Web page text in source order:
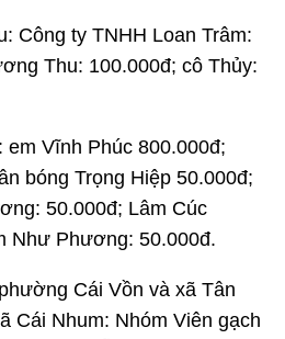
Công ty TNHH Loan Trâm:
Thu: 100.000đ; cô Thủy:
Vĩnh Phúc 800.000đ;
bóng Trọng Hiệp 50.000đ;
50.000đ; Lâm Cúc
Như Phương: 50.000đ.
Cái Vồn và xã Tân
Cái Nhum: Nhóm Viên gạch